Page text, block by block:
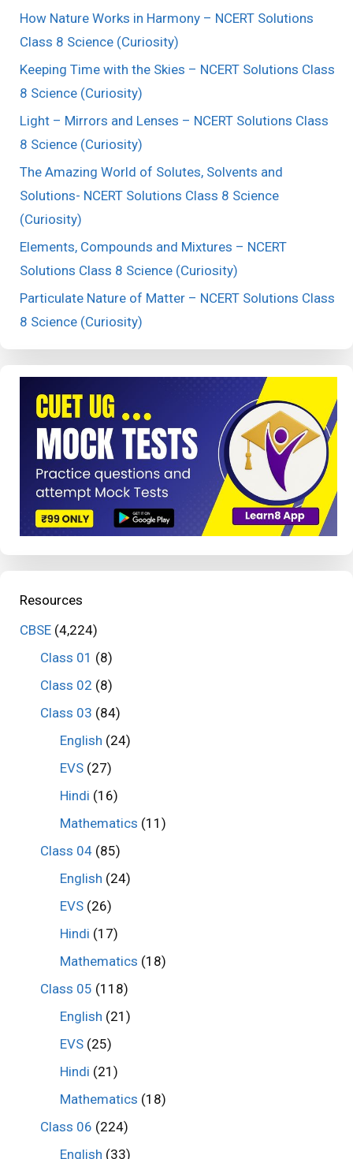
How Nature Works in Harmony – NCERT Solutions
Class 8 Science (Curiosity)
Keeping Time with the Skies – NCERT Solutions Class
8 Science (Curiosity)
Light – Mirrors and Lenses – NCERT Solutions Class
8 Science (Curiosity)
The Amazing World of Solutes, Solvents and
Solutions- NCERT Solutions Class 8 Science
(Curiosity)
Elements, Compounds and Mixtures – NCERT
Solutions Class 8 Science (Curiosity)
Particulate Nature of Matter – NCERT Solutions Class
8 Science (Curiosity)
Resources
CBSE (4,224)
Class 01 (8)
Class 02 (8)
Class 03 (84)
English (24)
EVS (27)
Hindi (16)
Mathematics (11)
Class 04(85)
English (24)
EVS (26)
Hindi (17)
Mathematics (18)
Class 05 (118)
English (21)
EVS (25)
Hindi (21)
Mathematics (18)
Class 06 (224)
English (33)